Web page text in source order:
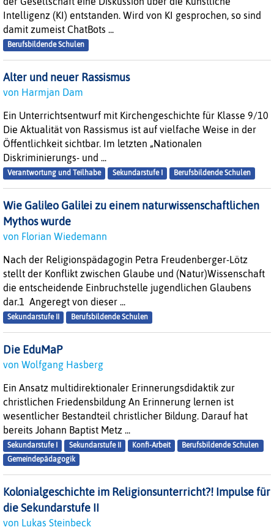
Intelligenz (KI) entstanden. Wird von KI gesprochen, so sind
damit zumeist ChatBots ...
Berufsbildende Schulen
Alter und neuer Rassismus
von Harmjan Dam
Ein Unterrichtsentwurf mit Kirchengeschichte für Klasse 9/10
Die Aktualität von Rassismus ist auf vielfache Weise in der
Öffentlichkeit sichtbar. Im letzten „Nationalen
Diskriminierungs- und ...
Verantwortung und Teilhabe Sekundarstufe I Berufsbildende Schulen
Wie Galileo Galilei zu einem naturwissenschaftlichen
Mythos wurde
von Florian Wiedemann
Nach der Religionspädagogin Petra Freudenberger-Lötz
stellt der Konflikt zwischen Glaube und (Natur)Wissenschaft
die entscheidende Einbruchstelle jugendlichen Glaubens
dar.1 Angeregt von dieser ...
Sekundarstufe II Berufsbildende Schulen
Die EduMaP
von Wolfgang Hasberg
Ein Ansatz multidirektionaler Erinnerungsdidaktik zur
christlichen Friedensbildung An Erinnerung lernen ist
wesentlicher Bestandteil christlicher Bildung. Darauf hat
bereits Johann Baptist Metz ...
Sekundarstufe I Sekundarstufe II Konfi-Arbeit
Berufsbildende Schulen
Gemeindepädagogik
Kolonialgeschichte im Religionsunterricht?! Impulse für
die Sekundarstufe II
von Lukas Steinbeck